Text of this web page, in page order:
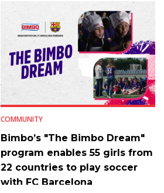
COMMUNITY
Bimbo’s "The Bimbo Dream"
program enables 55 girls from
22 countries to play soccer
with FC Barcelona